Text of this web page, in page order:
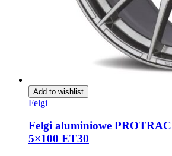
Add to wishlist
Felgi
Felgi aluminiowe
5×100 ET30